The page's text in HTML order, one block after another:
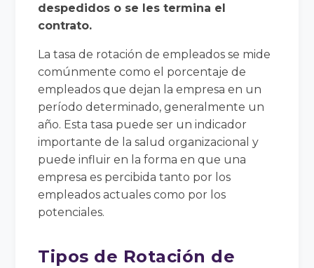
despedidos o se les termina el
contrato.
La tasa de rotación de empleados se mide
comúnmente como el porcentaje de
empleados que dejan la empresa en un
período determinado, generalmente un
año. Esta tasa puede ser un indicador
importante de la salud organizacional y
puede influir en la forma en que una
empresa es percibida tanto por los
empleados actuales como por los
potenciales.
Tipos de Rotación de